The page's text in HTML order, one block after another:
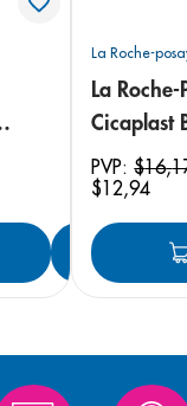
La Roche-
La
Cicaplast
PVP:$16,
$12,94